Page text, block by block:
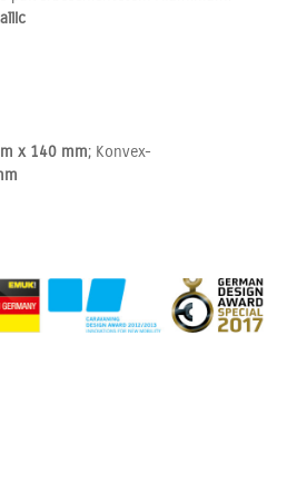
x 140 mm; Konvex-